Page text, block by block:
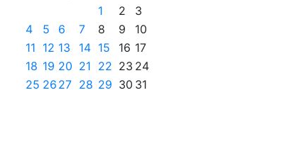
1
2
3
4
5 6 7 8 9
10
11 12 13 14 15 16 17
18 19 20 21 22 23 24
25 26 27 28 29 30 31